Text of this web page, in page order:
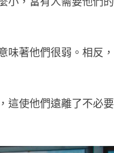
味著他們很弱。相反，
這使他們遠離了不必要